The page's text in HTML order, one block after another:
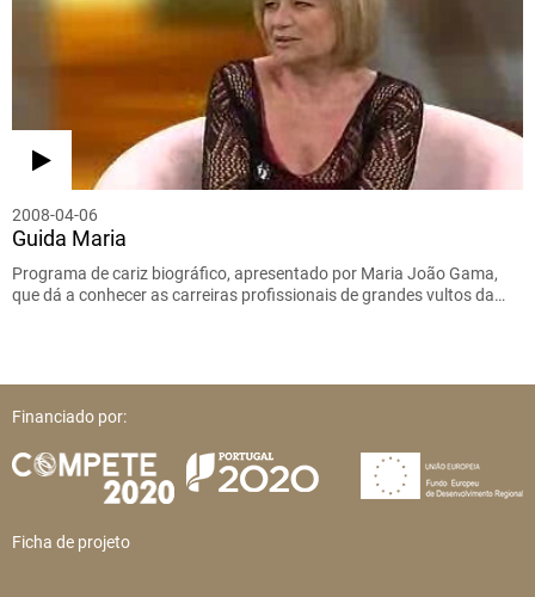
2008-04-06
Guida Maria
Programa de cariz biográfico, apresentado por Maria João Gama,
que dá a conhecer as carreiras profissionais de grandes vultos da…
Financiado por:
Ficha de projeto